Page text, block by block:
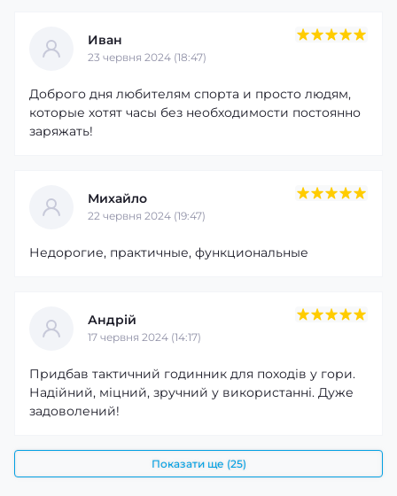
Иван
23 червня 2024 (18:47)
Доброго дня любителям спорта и просто людям,
которые хотят часы без необходимости постоянно
заряжать!
Михайло
22 червня 2024 (19:47)
Недорогие, практичные, функциональные
Андрій
17 червня 2024 (14:17)
Придбав тактичний годинник для походів у гори.
Надійний, міцний, зручний у використанні. Дуже
задоволений!
Показати ще (25)